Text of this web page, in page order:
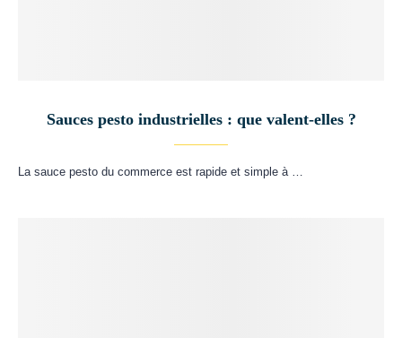
Sauces pesto industrielles : que valent-elles ?
La sauce pesto du commerce est rapide et simple à …